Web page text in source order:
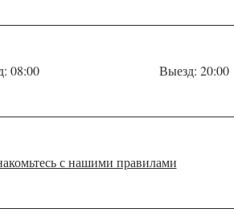
08:00 Выезд: 20:00
с нашими правилами